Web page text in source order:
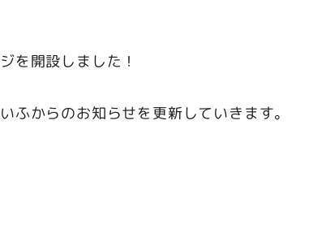
を開設しました！
ふからのお知らせを更新していきます。